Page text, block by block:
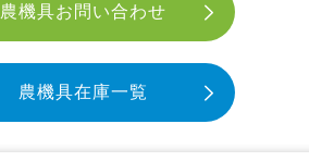
農機具お問い合わせ
農機具在庫一覧